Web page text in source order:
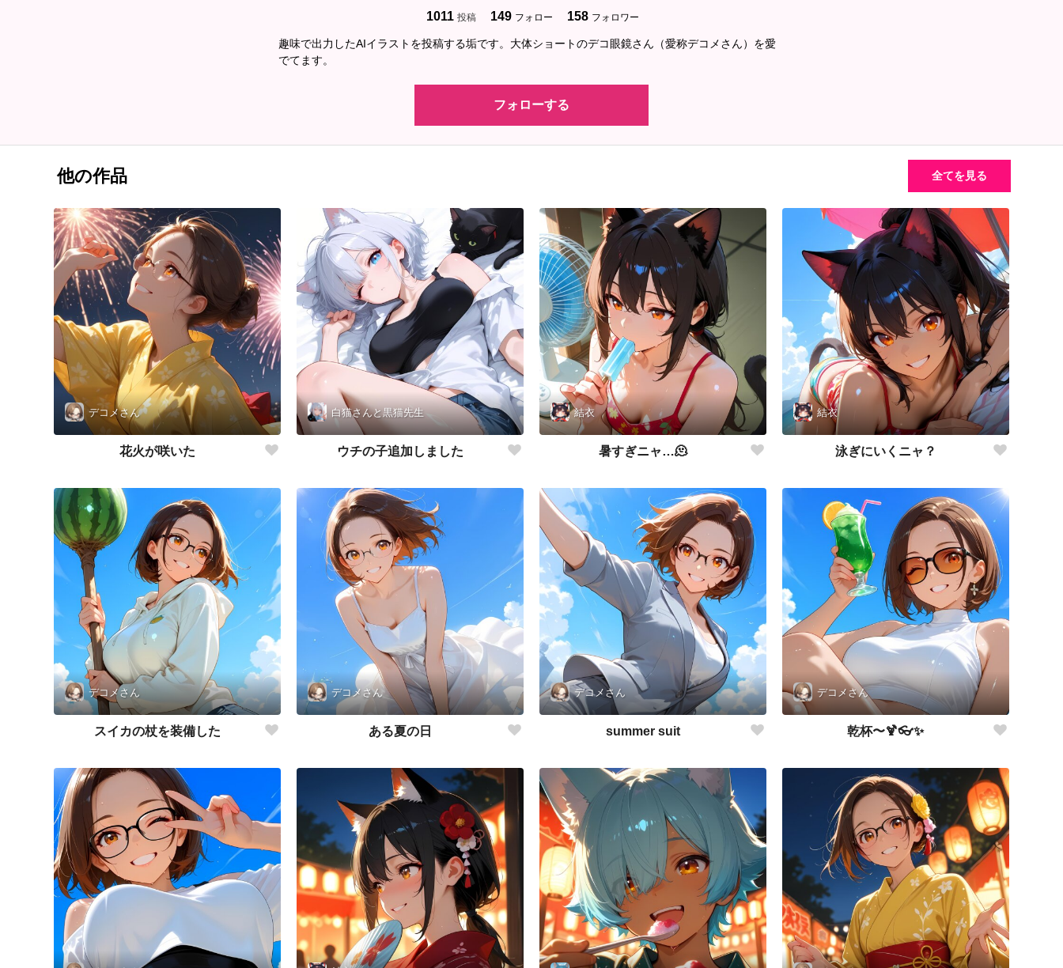
1011 投稿 149 フォロー 158 フォロワー
趣味で出力したAIイラストを投稿する垢です。大体ショートのデコ眼鏡さん（愛称デコメさん）を愛
でてます。
フォローする
他の作品 全てを見る
デコメさん
花火が咲いた
白猫さんと黒猫先生
ウチの子追加しました
結衣
暑すぎニャ…🫠
結衣
泳ぎにいくニャ？
デコメさん
スイカの杖を装備した
デコメさん
ある夏の日
デコメさん
summer suit
デコメさん
乾杯〜🍹👓✨